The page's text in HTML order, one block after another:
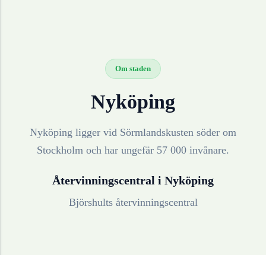
Om staden
Nyköping
Nyköping ligger vid Sörmlandskusten söder om
Stockholm och har ungefär 57 000 invånare.
Återvinningscentral i Nyköping
Björshults återvinningscentral